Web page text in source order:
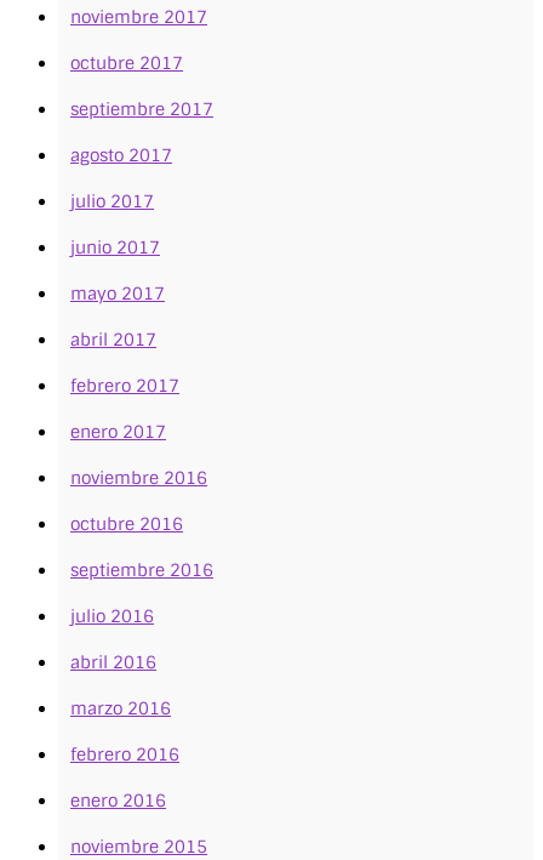
noviembre 2017
octubre 2017
septiembre 2017
agosto 2017
julio 2017
junio 2017
mayo 2017
abril 2017
febrero 2017
enero 2017
noviembre 2016
octubre 2016
septiembre 2016
julio 2016
abril 2016
marzo 2016
febrero 2016
enero 2016
noviembre 2015